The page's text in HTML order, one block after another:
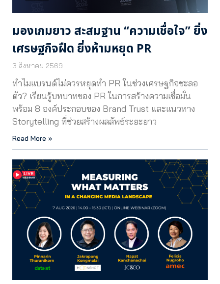
มองเกมยาว สะสมฐาน “ความเชื่อใจ” ยิ่ง
เศรษฐกิจฝืด ยิ่งห้ามหยุด PR
3 สิงหาคม 2569
ทำไมแบรนด์ไม่ควรหยุดทำ PR ในช่วงเศรษฐกิจชะลอ
ตัว? เรียนรู้บทบาทของ PR ในการสร้างความเชื่อมั่น
พร้อม 8 องค์ประกอบของ Brand Trust และแนวทาง
Storytelling ที่ช่วยสร้างผลลัพธ์ระยะยาว
Read More »